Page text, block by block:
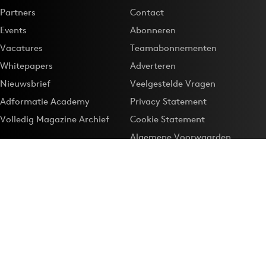
Partners
Events
Vacatures
Whitepapers
Nieuwsbrief
Adformatie Academy
Volledig Magazine Archief
Contact
Abonneren
Teamabonnementen
Adverteren
Veelgestelde Vragen
Privacy Statement
Cookie Statement
Algemene Voorwaarden